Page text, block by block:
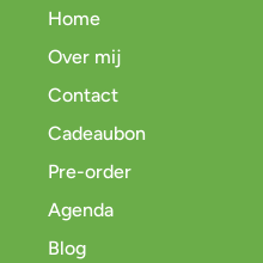
Home
Over mij
Contact
Cadeaubon
Pre-order
Agenda
Blog